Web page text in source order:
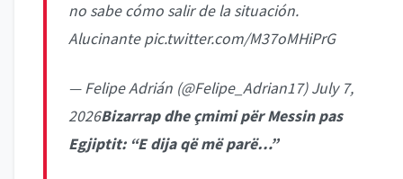
no sabe cómo salir de la situación.
Alucinantepic.twitter.com/M37oMHiPrG
— Felipe Adrián (@Felipe_Adrian17)July 7,
2026Bizarrap dhe çmimi për Messin pas
Egjiptit: “E dija që më parë…”